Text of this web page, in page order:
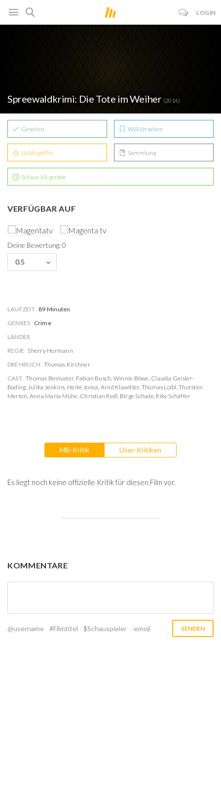
LOGIN
Spreewaldkrimi: Die Tote im Weiher (2014)
Gesehen Will ich sehen
Lieblingsfilm Sammlung
Schaue ich gerade
VERFÜGBAR AUF
Deine Bewertung: 0
0.5
LAUFZEIT 89 Minuten
GENRES Crime
LÄNDER
REGIE Sherry Hormann
DREHBUCH Thomas Kirchner
CAST Thomas Bestvater, Fabian Busch, Winnie Böwe, Claudia Geisler-
Bading, Julika Jenkins, Heike Jonca, Arnd Klawitter, Thomas Loibl,Thorsten
Merten, Anna Maria Mühe, Christian Redl, Birge Schade, Rike Schäffer
MB-Kritik User-Kritiken
Es liegt noch keine offizielle Kritik für diesen Film vor.
KOMMENTARE
@username #Filmtitel $Schauspieler :emoji